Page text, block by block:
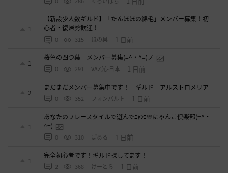
1
【新設少人数ギルド】「たんぽぽの綿毛」メンバー募集！初
心者・復帰勢歓迎！
0 315 鼠の巣 1 日前
1
桜色の四つ葉 メンバー募集(=^・^=)ノ
0 291 VAZ光-日本 1 日前
2
まだまだメンバー募集中です！ ギルド アルストロメリア
0 352 フォンバルト 1 日前
1
あなたのプレースタイルで遊んでﾆｬﾝｺ💛にゃんこ倶楽部(=^・
^=)
0 310 ぱるる 1 日前
1
完全初心者です！ギルド探してます！
2 368 けーとら 1 日前